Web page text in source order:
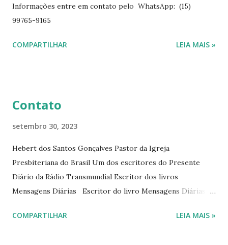
mensagens diárias traz uma meditação para cada dia do
ano. Passagens bíblicas, ilustrações, histórias
Diário da Rádio Trans mundial a mais de 15 anos. Escreveu o
Informações entre em contato pelo WhatsApp: (15)
99765-9165
COMPARTILHAR LEIA MAIS »
Contato
setembro 30, 2023
Hebert dos Santos Gonçalves Pastor da Igreja
Presbiteriana do Brasil Um dos escritores do Presente
Diário da Rádio Transmundial Escritor dos livros
Mensagens Diárias Escritor do livro Mensagens Diárias da
livromensagensdiarias@gmail.com Whatsapp: (15) 99765-
COMPARTILHAR LEIA MAIS »